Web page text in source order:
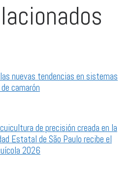
nuevas tendencias en sistemas
camarón
de precisión creada en la
Estatal de São Paulo recibe el
2026